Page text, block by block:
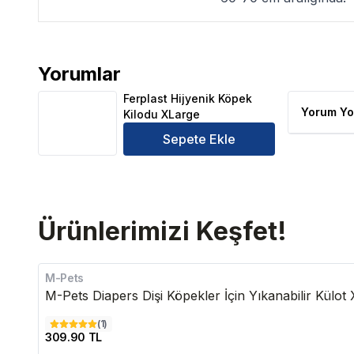
Yorumlar
Ferplast Hijyenik Köpek Kilodu XLarge Ürün
Ferplast Hijyenik Köpek
Kilodu XLarge
Sepete Ekle
Yorum
Ürünlerimizi Keşfet!
M-Pets
M-Pets Diapers Dişi Köpekler İçin Yıkanabilir Külot
(1)
309.90 TL